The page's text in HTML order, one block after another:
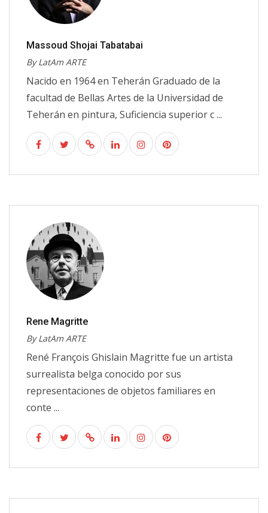
Massoud Shojai Tabatabai
By LatAm ARTE
Nacido en 1964 en Teherán Graduado de la
facultad de Bellas Artes de la Universidad de
Teherán en pintura, Suficiencia superior c ...
Rene Magritte
By LatAm ARTE
René François Ghislain Magritte fue un artista
surrealista belga conocido por sus
representaciones de objetos familiares en
conte ...